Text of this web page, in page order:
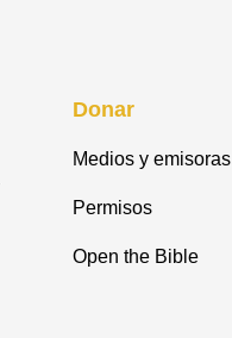
Donar
Medios y emisoras
Permisos
Open the Bible